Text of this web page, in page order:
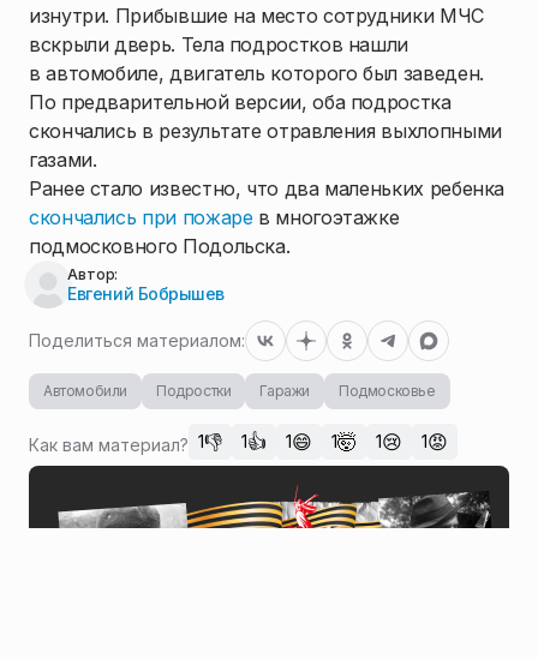
изнутри. Прибывшие на место сотрудники МЧС
вскрыли дверь. Тела подростков нашли
в автомобиле, двигатель которого был заведен.
По предварительной версии, оба подростка
скончались в результате отравления выхлопными
газами.
Ранее стало известно, что два маленьких ребенка
скончались при пожарев многоэтажке
подмосковного Подольска.
Автор:
Евгений Бобрышев
Поделиться материалом:
Автомобили Подростки Гаражи Подмосковье
Как вам материал? 1👎 1👍 1😄 1🤯 1😢 1😡